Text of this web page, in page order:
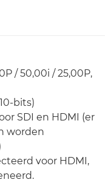
/ 50,00i / 25,00P,
bits)
SDI en HDMI (er
worden
voor HDMI,